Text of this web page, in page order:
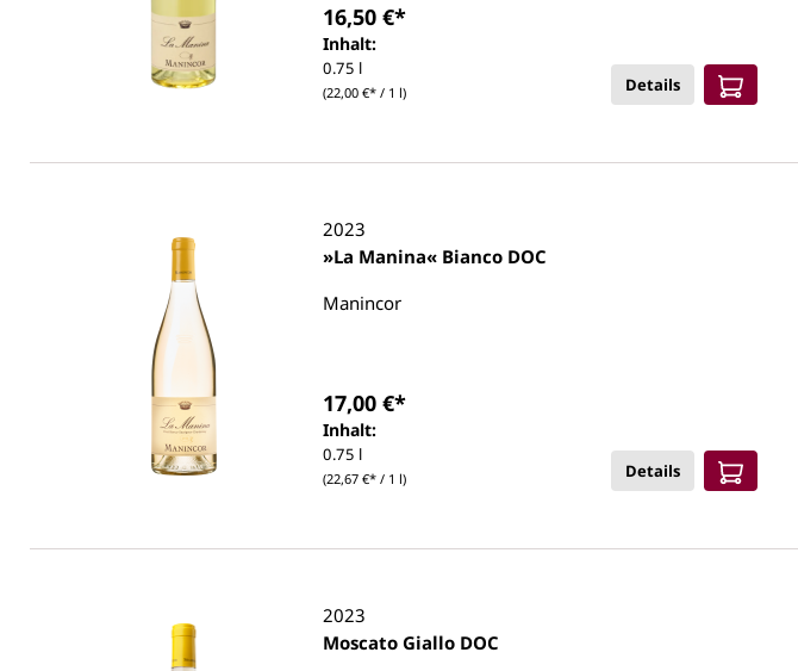
Inhalt:
0.75 l
(22,00 €* / 1 l)
16,50 €*
Details
2023
»La Manina« Bianco DOC
Manincor
Inhalt:
0.75 l
(22,67 €* / 1 l)
17,00 €*
Details
2023
Moscato Giallo DOC